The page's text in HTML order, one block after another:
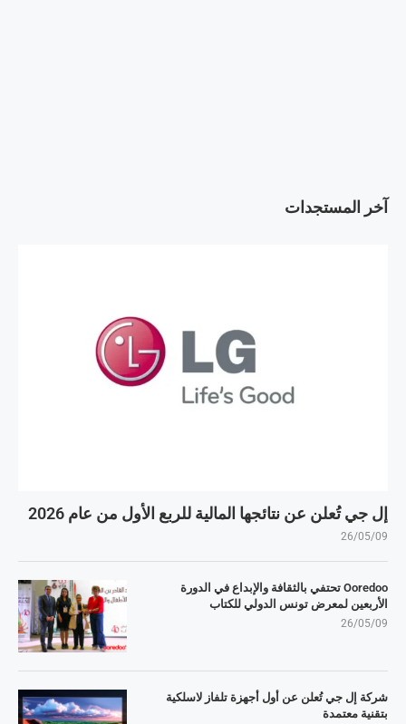
آخر المستجدات
إل جي تُعلن عن نتائجها المالية للربع الأول من عام 2026
26/05/09
Ooredoo تحتفي بالثقافة والإبداع في الدورة
الأربعين لمعرض تونس الدولي للكتاب
26/05/09
شركة إل جي تُعلن عن أول أجهزة تلفاز لاسلكية
بتقنية معتمدة